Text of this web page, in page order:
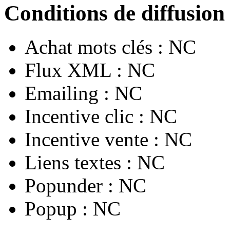
Conditions de diffusion
Achat mots clés : NC
Flux XML : NC
Emailing : NC
Incentive clic : NC
Incentive vente : NC
Liens textes : NC
Popunder : NC
Popup : NC